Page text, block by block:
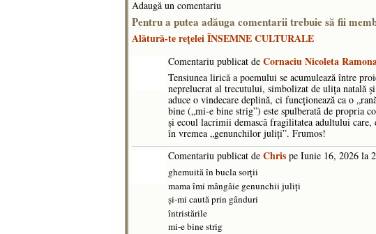
Adaugă un comentariu
Pentru a putea adăuga comentarii trebuie să fii
Alătură-te reţelei ÎNSEMNE CULTURALE
Comentariu publicat de Cornaciu Nicoleta
​Tensiunea lirică a poemului se acumulează între
neprelucrat al trecutului, simbolizat de ulița natală
aduce o vindecare deplină, ci funcționează ca o
bine („mi-e bine strig”) este spulberată de propria
și ecoul lacrimii demască fragilitatea adultului
în vremea „genunchilor juliți”. Frumos!
Comentariu publicat de Chris pe Iunie 16, 2026 la
ghemuită în bucla sorţii
mama îmi mângâie genunchii juliţi
şi-mi caută prin gânduri
întristările
mi-e bine strig